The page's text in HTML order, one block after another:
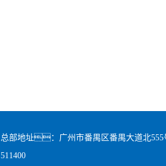
总部地址：广州市番禺区番禺大道北
511400